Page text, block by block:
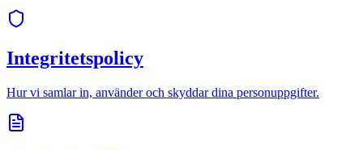
Integritetspolicy
Hur vi samlar in, använder och skyddar dina personuppgifter.